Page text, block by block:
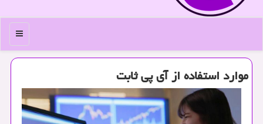
منو
موارد استفاده از آی پی ثابت